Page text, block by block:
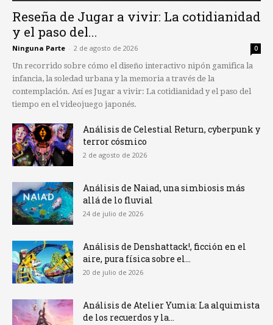
Reseña de Jugar a vivir: La cotidianidad
y el paso del...
Ninguna Parte - 2 de agosto de 2026 0
Un recorrido sobre cómo el diseño interactivo nipón gamifica la
infancia, la soledad urbana y la memoria a través de la
contemplación. Así es Jugar a vivir: La cotidianidad y el paso del
tiempo en el videojuego japonés.
Análisis de Celestial Return, cyberpunk y
terror cósmico
2 de agosto de 2026
Análisis de Naiad, una simbiosis más
allá de lo fluvial
24 de julio de 2026
Análisis de Denshattack!, ficción en el
aire, pura física sobre el...
20 de julio de 2026
Análisis de Atelier Yumia: La alquimista
de los recuerdos y la...